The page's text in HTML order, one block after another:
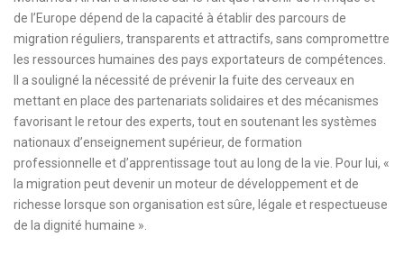
de l’Europe dépend de la capacité à établir des parcours de
migration réguliers, transparents et attractifs, sans compromettre
les ressources humaines des pays exportateurs de compétences.
Il a souligné la nécessité de prévenir la fuite des cerveaux en
mettant en place des partenariats solidaires et des mécanismes
favorisant le retour des experts, tout en soutenant les systèmes
nationaux d’enseignement supérieur, de formation
professionnelle et d’apprentissage tout au long de la vie. Pour lui, «
la migration peut devenir un moteur de développement et de
richesse lorsque son organisation est sûre, légale et respectueuse
de la dignité humaine ».